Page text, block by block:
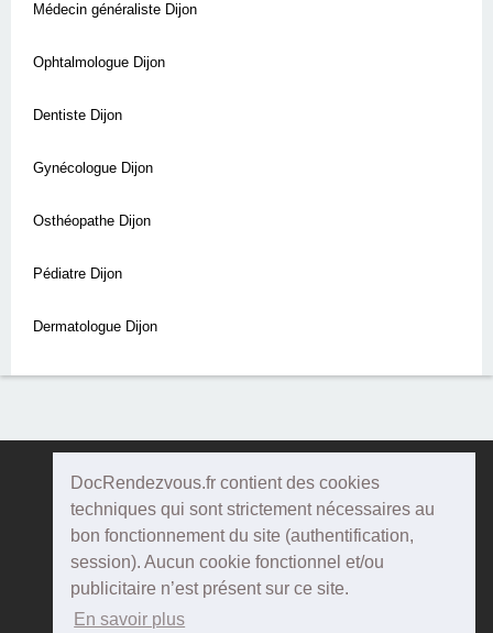
DocRendezvous.fr contient des cookies
techniques qui sont strictement nécessaires au
bon fonctionnement du site (authentification,
session). Aucun cookie fonctionnel et/ou
publicitaire n’est présent sur ce site.
En savoir plus
Médecin généraliste Dijon
Ophtalmologue Dijon
Dentiste Dijon
Gynécologue Dijon
Osthéopathe Dijon
Pédiatre Dijon
Dermatologue Dijon
DocRendezvous
Qui sommes-nous ?
Conditions Générales d'utilisation